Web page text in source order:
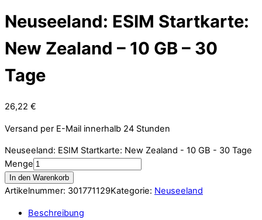
Neuseeland: ESIM Startkarte:
New Zealand – 10 GB – 30
Tage
26,22 €
Versand per E-Mail innerhalb 24 Stunden
Neuseeland: ESIM Startkarte: New Zealand - 10 GB - 30 Tage
Menge
In den Warenkorb
Artikelnummer: 301771129Kategorie: Neuseeland
Beschreibung